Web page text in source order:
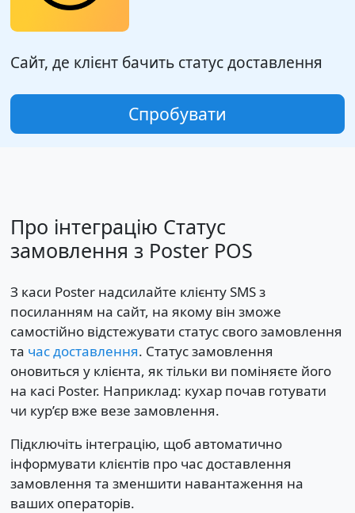
Сайт, де клієнт бачить статус доставлення
Спробувати
Про інтеграцію Статус
замовлення з Poster POS
З каси Poster надсилайте клієнту SMS з
посиланням на сайт, на якому він зможе
самостійно відстежувати статус свого замовлення
та час доставлення. Статус замовлення
оновиться у клієнта, як тільки ви поміняєте його
на касі Poster. Наприклад: кухар почав готувати
чи кур’єр вже везе замовлення.
Підключіть інтеграцію, щоб автоматично
інформувати клієнтів про час доставлення
замовлення та зменшити навантаження на
ваших операторів.